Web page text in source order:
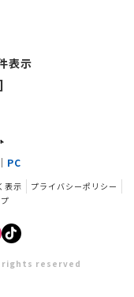
表示
PC
表示
プライバシーポリシー
rights reserved